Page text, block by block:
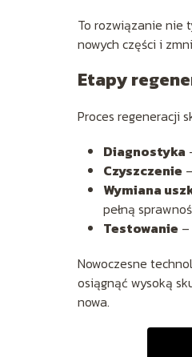
To rozwiązanie nie
nowych części i
Etapy
Proces regeneracji
Diagnostyka
Czyszczenie
Wymiana
pełną
Testowanie
Nowoczesne
osiągnąć wysoką
nowa.